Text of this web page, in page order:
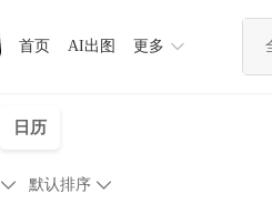
首页 AI出图 更多
日历
 默认排序 